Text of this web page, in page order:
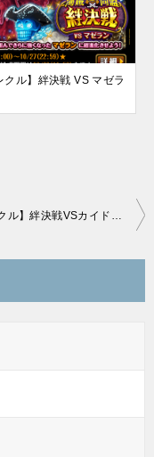
クル】絆決戦 VS マゼラ
【トレクル】絆決戦VSカイドウ 通常BOSS「心属性」編成！新キャラ・特攻なし攻略